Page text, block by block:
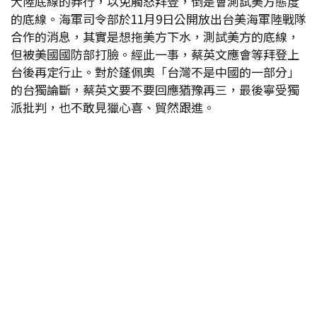
的底線。海軍司令部於11月9日公開放出台美海軍陸戰隊
合作的消息，其實是想拖美方下水，測試美方的底線，
但被美國國防部打臉。經此一事，蔡英文應會等拜登上
台後再定行止。對於蓬佩奧「台灣不是中國的一部分」
的台獨論斷，蔡英文要不要回應猶豫再三，最後寧受獨
派批判，也不敢見獵心喜、貿然跟進。